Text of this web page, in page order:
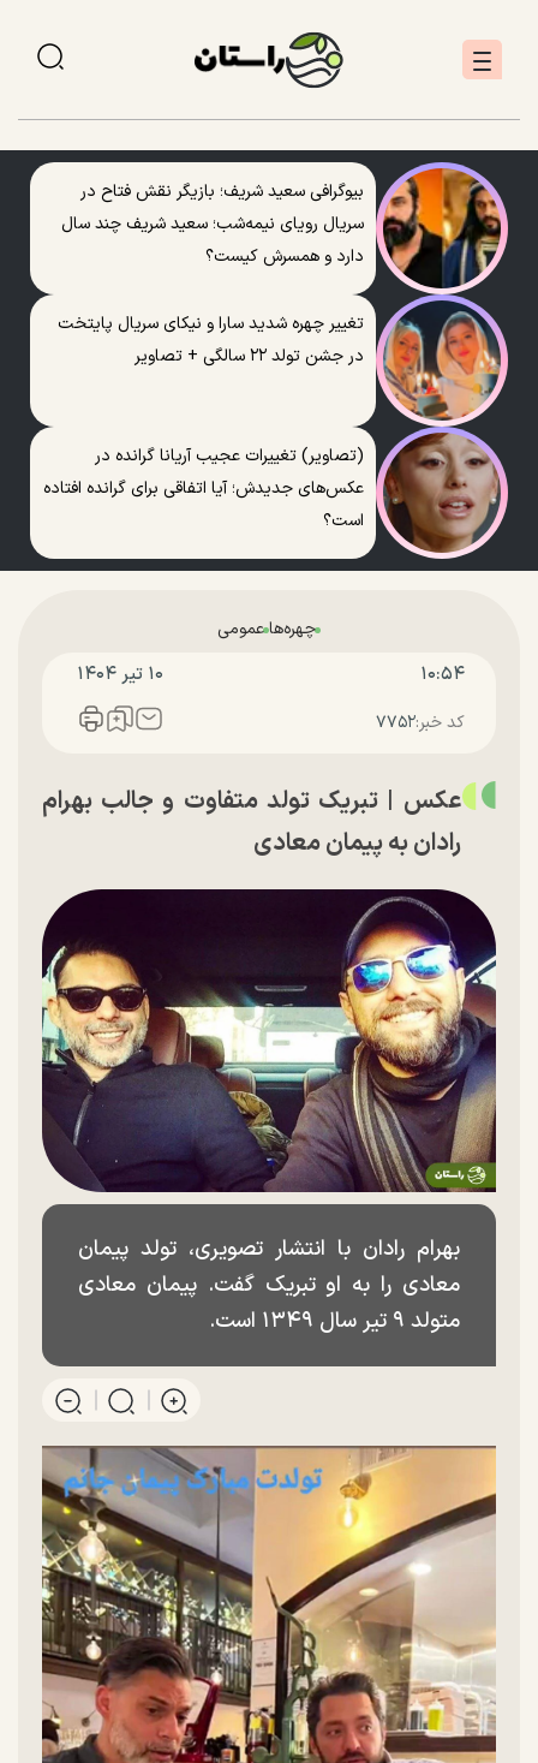
بیوگرافی سعید شریف؛ بازیگر نقش فتاح در
سریال رویای نیمه‌شب؛ سعید شریف چند سال
دارد و همسرش کیست؟
تغییر چهره شدید سارا و نیکای سریال پایتخت
در جشن تولد ۲۲ سالگی + تصاویر
(تصاویر) تغییرات عجیب آریانا گرانده در
عکس‌های جدیدش؛ آیا اتفاقی برای گرانده افتاده
است؟
چهره‌هاعمومی
۱۰:۵۴ ۱۰ تير ۱۴۰۴
کد خبر:۷۷۵۲
عکس | تبریک تولد متفاوت و جالب بهرام
رادان به پیمان معادی
بهرام رادان با انتشار تصویری، تولد پیمان
معادی را به او تبریک گفت. پیمان معادی
متولد ۹ تیر سال ۱۳۴۹ است.